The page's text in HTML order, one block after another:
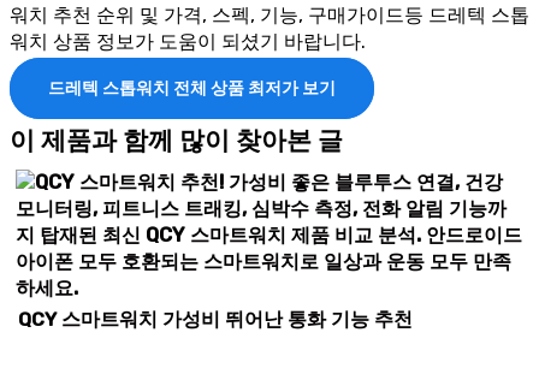
워치 추천 순위 및 가격, 스펙, 기능, 구매가이드등 드레텍 스톱
워치 상품 정보가 도움이 되셨기 바랍니다.
드레텍 스톱워치 전체 상품 최저가 보기
이 제품과 함께 많이 찾아본 글
QCY 스마트워치 가성비 뛰어난 통화 기능 추천